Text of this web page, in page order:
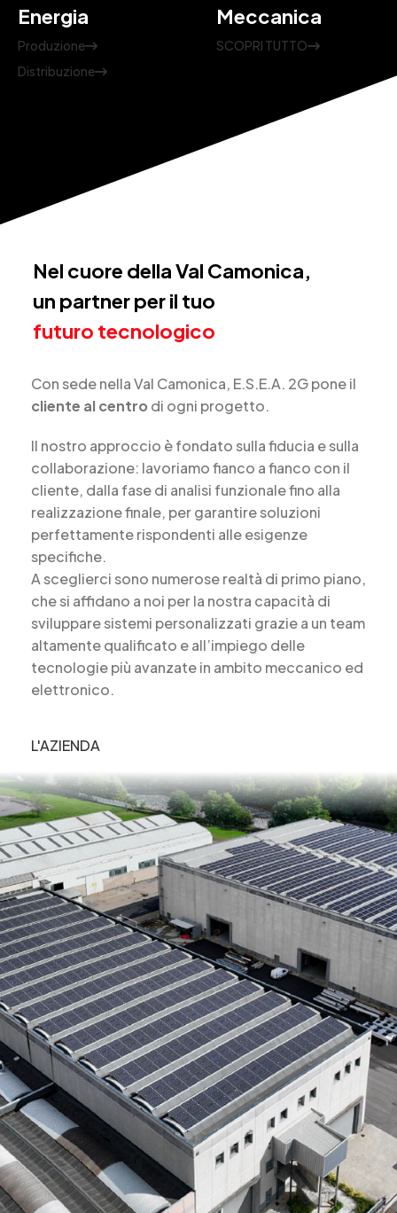
Energia
Produzione
Distribuzione
Meccanica
SCOPRI TUTTO
Nel cuore della Val Camonica,
un partner per il tuo
futuro tecnologico
Con sede nella Val Camonica, E.S.E.A. 2G pone il
cliente al centro di ogni progetto.
Il nostro approccio è fondato sulla fiducia e sulla
collaborazione: lavoriamo fianco a fianco con il
cliente, dalla fase di analisi funzionale fino alla
realizzazione finale, per garantire soluzioni
perfettamente rispondenti alle esigenze
specifiche.
A sceglierci sono numerose realtà di primo piano,
che si affidano a noi per la nostra capacità di
sviluppare sistemi personalizzati grazie a un team
altamente qualificato e all’impiego delle
tecnologie più avanzate in ambito meccanico ed
elettronico.
L'AZIENDA